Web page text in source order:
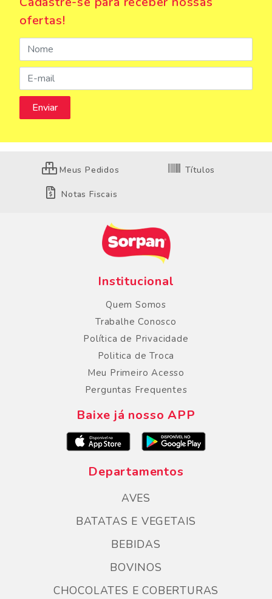
ofertas!
Meus Pedidos Títulos
Notas Fiscais
Institucional
Quem Somos
Trabalhe Conosco
Política de Privacidade
Politica de Troca
Meu Primeiro Acesso
Perguntas Frequentes
Baixe já nosso APP
Departamentos
AVES
BATATAS E VEGETAIS
BEBIDAS
BOVINOS
CHOCOLATES E COBERTURAS